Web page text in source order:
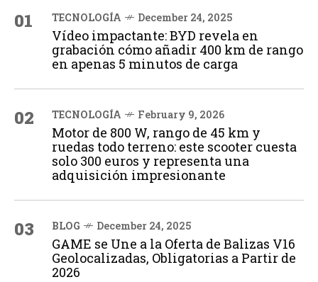
01 TECNOLOGÍA December 24, 2025
Vídeo impactante: BYD revela en
grabación cómo añadir 400 km de rango
en apenas 5 minutos de carga
02 TECNOLOGÍA February 9, 2026
Motor de 800 W, rango de 45 km y
ruedas todo terreno: este scooter cuesta
solo 300 euros y representa una
adquisición impresionante
03 BLOG December 24, 2025
GAME se Une a la Oferta de Balizas V16
Geolocalizadas, Obligatorias a Partir de
2026